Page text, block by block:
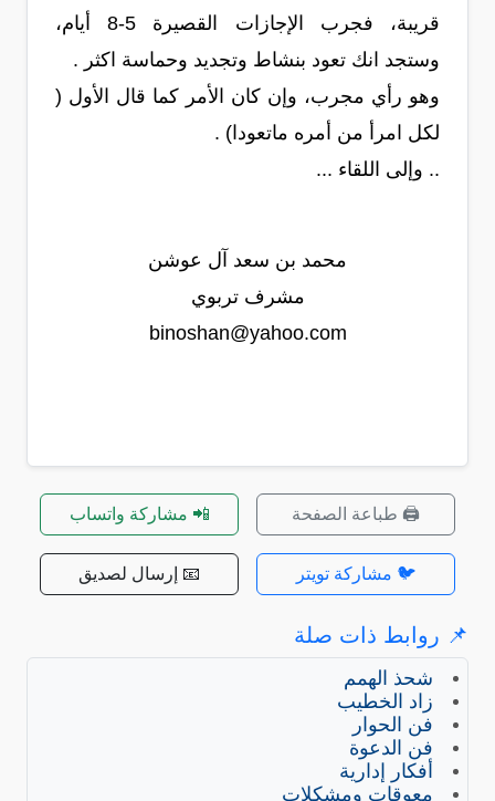
قريبة، فجرب الإجازات القصيرة 5-8 أيام،
وستجد انك تعود بنشاط وتجديد وحماسة اكثر .
وهو رأي مجرب، وإن كان الأمر كما قال الأول (
لكل امرأ من أمره ماتعودا) .
.. وإلى اللقاء ...
محمد بن سعد آل عوشن
مشرف تربوي
binoshan@yahoo.com
🖨️ طباعة الصفحة 📲 مشاركة واتساب
🐦 مشاركة تويتر 📧 إرسال لصديق
📌 روابط ذات صلة
شحذ الهمم
زاد الخطيب
فن الحوار
فن الدعوة
أفكار إدارية
معوقات ومشكلات